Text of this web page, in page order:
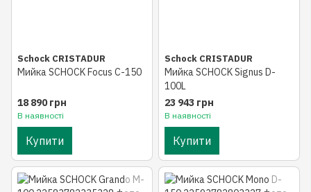
Schock CRISTADUR
Мийка SCHOCK Focus C-150
18 890 грн
В наявності
Купити
Schock CRISTADUR
Мийка SCHOCK Signus D-
100L
23 943 грн
В наявності
Купити